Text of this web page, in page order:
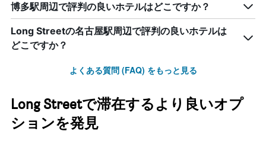
博多駅周辺で評判の良いホテルはどこですか？
Long Streetの名古屋駅周辺で評判の良いホテルは
どこですか？
よくある質問 (FAQ) をもっと見る
Long Streetで滞在するより良いオプ
ションを発見